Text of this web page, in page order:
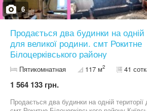
6
Продається два будинки на одній
для великої родини. смт Рокитне
Білоцерківського району
Пятикомнатная 117 м2 41
1 564 133 грн.
Продається два будинки на одній